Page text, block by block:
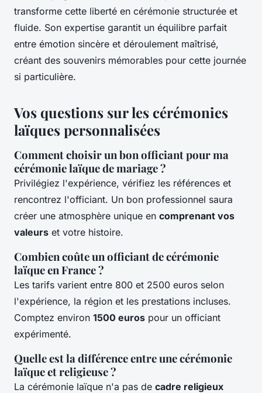
transforme cette liberté en cérémonie structurée et
fluide. Son expertise garantit un équilibre parfait
entre émotion sincère et déroulement maîtrisé,
créant des souvenirs mémorables pour cette journée
si particulière.
Vos questions sur les cérémonies
laïques personnalisées
Comment choisir un bon officiant pour ma
cérémonie laïque de mariage ?
Privilégiez l'expérience, vérifiez les références et
rencontrez l'officiant. Un bon professionnel saura
créer une atmosphère unique en comprenant vos
valeurs et votre histoire.
Combien coûte un officiant de cérémonie
laïque en France ?
Les tarifs varient entre 800 et 2500 euros selon
l'expérience, la région et les prestations incluses.
Comptez environ 1500 euros pour un officiant
expérimenté.
Quelle est la différence entre une cérémonie
laïque et religieuse ?
La cérémonie laïque n'a pas de cadre religieux